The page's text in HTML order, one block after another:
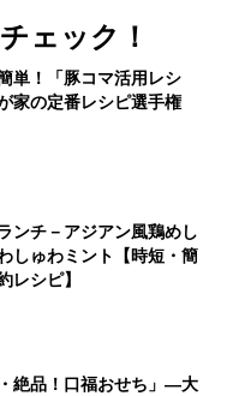
ェック！
単！「豚コマ活用レシ
家の定番レシピ選手権
ンチ－アジアン風鶏めし
しゅわミント【時短・簡
レシピ】
・絶品！口福おせち」―大